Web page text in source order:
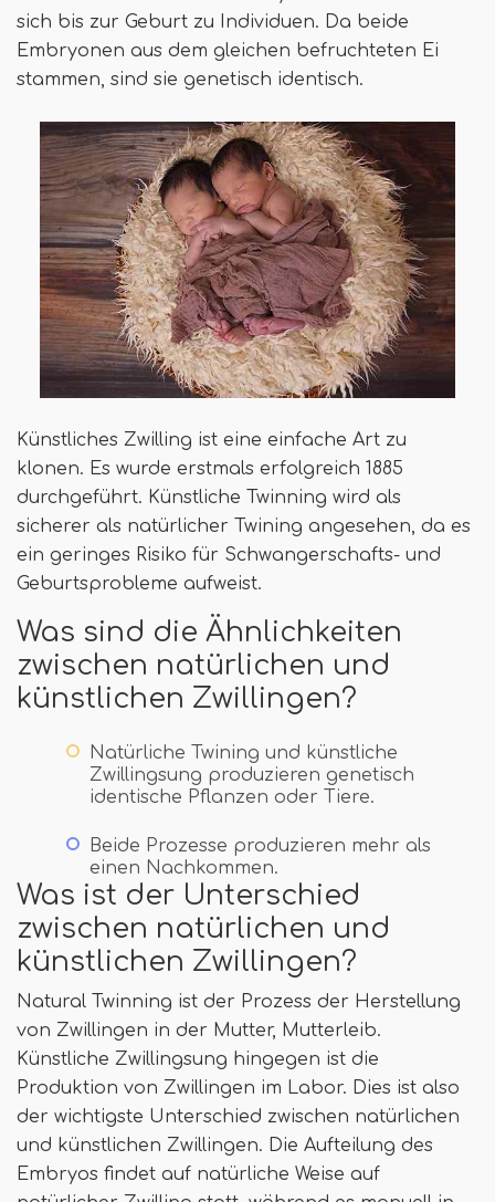
sich bis zur Geburt zu Individuen. Da beide
Embryonen aus dem gleichen befruchteten Ei
stammen, sind sie genetisch identisch.
Künstliches Zwilling ist eine einfache Art zu
klonen. Es wurde erstmals erfolgreich 1885
durchgeführt. Künstliche Twinning wird als
sicherer als natürlicher Twining angesehen, da es
ein geringes Risiko für Schwangerschafts- und
Geburtsprobleme aufweist.
Was sind die Ähnlichkeiten
zwischen natürlichen und
künstlichen Zwillingen?
Natürliche Twining und künstliche
Zwillingsung produzieren genetisch
identische Pflanzen oder Tiere.
Beide Prozesse produzieren mehr als
einen Nachkommen.
Was ist der Unterschied
zwischen natürlichen und
künstlichen Zwillingen?
Natural Twinning ist der Prozess der Herstellung
von Zwillingen in der Mutter, Mutterleib.
Künstliche Zwillingsung hingegen ist die
Produktion von Zwillingen im Labor. Dies ist also
der wichtigste Unterschied zwischen natürlichen
und künstlichen Zwillingen. Die Aufteilung des
Embryos findet auf natürliche Weise auf